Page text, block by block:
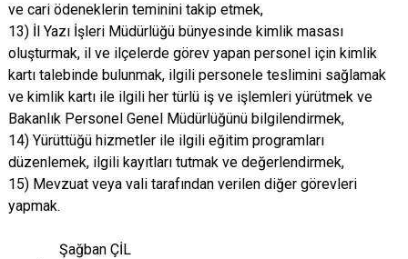
ve cari ödeneklerin teminini takip etmek,
13) İl Yazı İşleri Müdürlüğü bünyesinde kimlik masası
oluşturmak, il ve ilçelerde görev yapan personel için kimlik
kartı talebinde bulunmak, ilgili personele teslimini sağlamak
ve kimlik kartı ile ilgili her türlü iş ve işlemleri yürütmek ve
Bakanlık Personel Genel Müdürlüğünü bilgilendirmek,
14) Yürüttüğü hizmetler ile ilgili eğitim programları
düzenlemek, ilgili kayıtları tutmak ve değerlendirmek,
15) Mevzuat veya vali tarafından verilen diğer görevleri
yapmak.
Şağban ÇİL